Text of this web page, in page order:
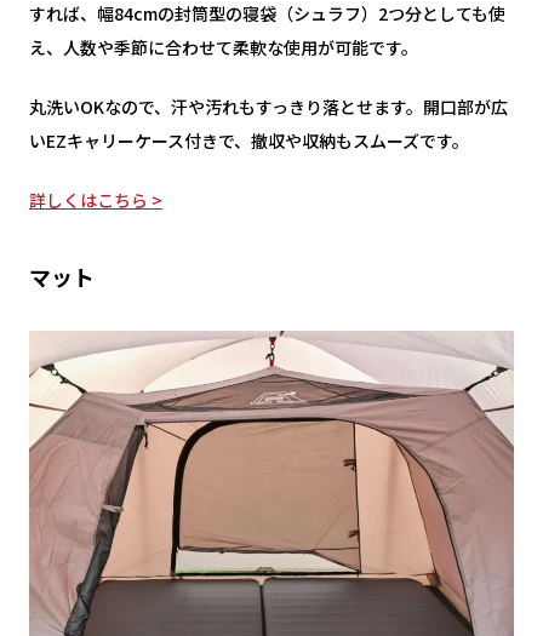
すれば、幅84cmの封筒型の寝袋（シュラフ）2つ分としても使
え、人数や季節に合わせて柔軟な使用が可能です。
丸洗いOKなので、汗や汚れもすっきり落とせます。開口部が広
いEZキャリーケース付きで、撤収や収納もスムーズです。
詳しくはこちら >
マット